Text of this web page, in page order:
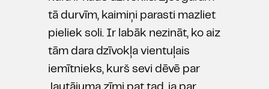
tā durvīm, kaimiņi parasti mazliet
pieliek soli. Ir labāk nezināt, ko aiz
tām dara dzīvokļa vientuļais
iemītnieks, kurš sevi dēvē par